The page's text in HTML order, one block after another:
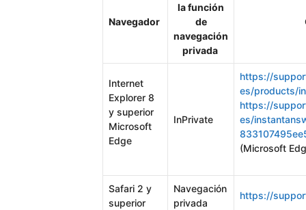
Navegador
la función
de
navegación
privada
Internet
Explorer 8
y superior
Microsoft
Edge
InPrivate
https://
es/products/
https://
es/
(Microsoft
Safari 2 y
superior
Navegación
privada
https://